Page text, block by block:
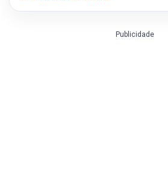
Publicidade